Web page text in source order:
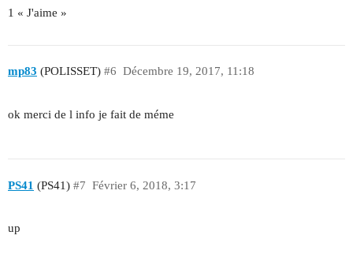
1 « J'aime »
mp83 (POLISSET) Décembre 19, 2017, 11:18
#6
ok merci de l info je fait de méme
PS41 (PS41) Février 6, 2018, 3:17
#7
up